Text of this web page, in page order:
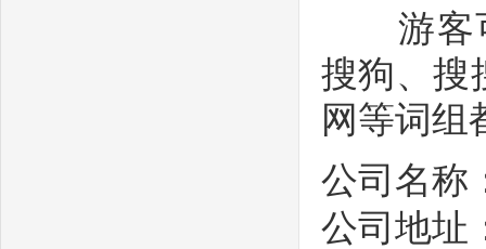
游客可
搜狗、搜
网等词组
公司名称
公司地址